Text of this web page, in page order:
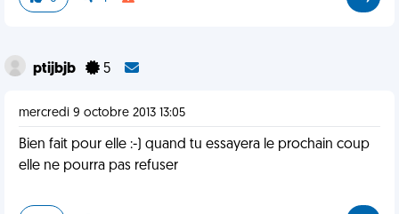
ptijbjb 5
mercredi 9 octobre 2013 13:05
Bien fait pour elle :-) quand tu essayera le prochain coup
elle ne pourra pas refuser